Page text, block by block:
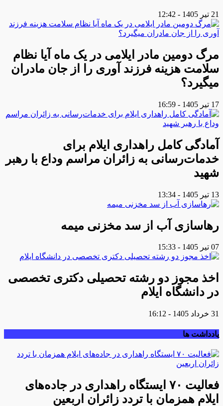
21 تیر 1405 - 12:42
مرگ دومین مادر ایلامی در یک ماه آیا نظام
سلامت هزینه فرزند آوری را از جان مادران
میگیرد؟
17 تیر 1405 - 16:59
آمادگی کامل راهداری ایلام برای
خدمات‌رسانی به زائران مراسم وداع با رهبر
شهید
13 تیر 1405 - 13:34
رهاسازی آب از سد مخزنی میمه
07 تیر 1405 - 15:33
اخذ مجوز دو رشته تحصیلی دکتری تخصصی
در دانشگاه ایلام
31 خرداد 1405 - 16:12
یادداشت ها
فعالیت ۷۰ ایستگاه راهداری در جاده‌های
ایلام همزمان با تردد زائران اربعین